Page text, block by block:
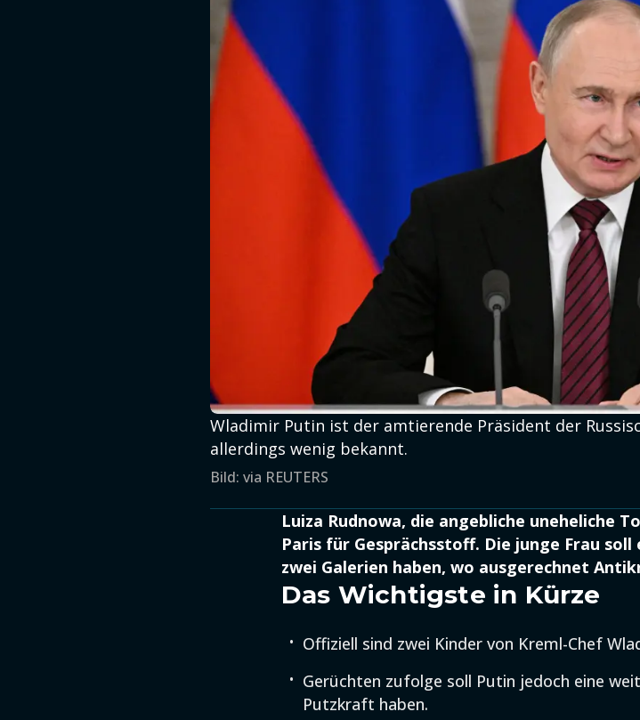
Wladimir Putin ist der amtierende Präsident der
allerdings wenig bekannt.
Bild: via REUTERS
Luiza Rudnowa, die angebliche uneheliche
Paris für Gesprächsstoff. Die junge Frau
zwei Galerien haben, wo ausgerechnet
Das Wichtigste in Kürze
Offiziell sind zwei Kinder von Kreml-Chef
Gerüchten zufolge soll Putin jedoch eine
Putzkraft haben.